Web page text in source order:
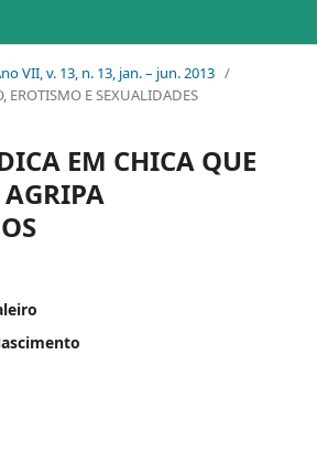
VII, v. 13, n. 13, jan. – jun. 2013 /
EROTISMO E SEXUALIDADES
EM CHICA QUE